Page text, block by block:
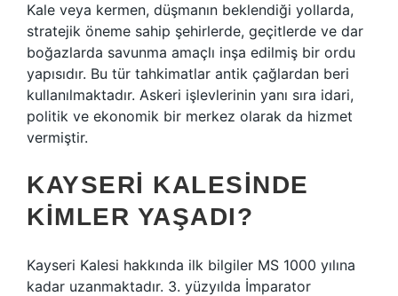
Kale veya kermen, düşmanın beklendiği yollarda,
stratejik öneme sahip şehirlerde, geçitlerde ve dar
boğazlarda savunma amaçlı inşa edilmiş bir ordu
yapısıdır. Bu tür tahkimatlar antik çağlardan beri
kullanılmaktadır. Askeri işlevlerinin yanı sıra idari,
politik ve ekonomik bir merkez olarak da hizmet
vermiştir.
KAYSERI KALESINDE
KIMLER YAŞADI?
Kayseri Kalesi hakkında ilk bilgiler MS 1000 yılına
kadar uzanmaktadır. 3. yüzyılda İmparator